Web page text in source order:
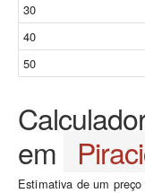
30
40
50
em
Estimativa de um